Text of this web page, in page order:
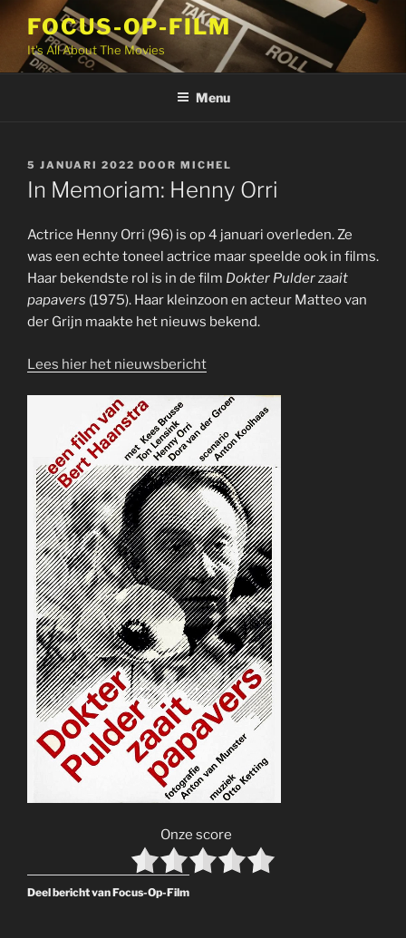
inhoud
FOCUS-OP-FILM
It's All About The Movies
Menu
GEPLAATST
OP
5 JANUARI 2022 DOOR MICHEL
In Memoriam: Henny Orri
Actrice Henny Orri (96) is op 4 januari overleden. Ze
was een echte toneel actrice maar speelde ook in films.
Haar bekendste rol is in de film Dokter Pulder zaait
papavers (1975). Haar kleinzoon en acteur Matteo van
der Grijn maakte het nieuws bekend.
Lees hier het nieuwsbericht
Onze score
Deel bericht van Focus-Op-Film